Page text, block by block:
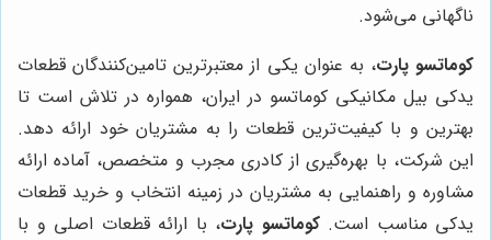
ناگهانی می‌شود.
کوماتسو پارت، به عنوان یکی از معتبرترین تامین‌کنندگان قطعات
یدکی بیل مکانیکی کوماتسو در ایران، همواره در تلاش است تا
بهترین و با کیفیت‌ترین قطعات را به مشتریان خود ارائه دهد.
این شرکت، با بهره‌گیری از کادری مجرب و متخصص، آماده ارائه
مشاوره و راهنمایی به مشتریان در زمینه انتخاب و خرید قطعات
یدکی مناسب است.کوماتسو پارت، با ارائه قطعات اصلی و با